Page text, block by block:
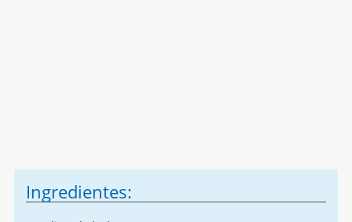
Ingredientes: